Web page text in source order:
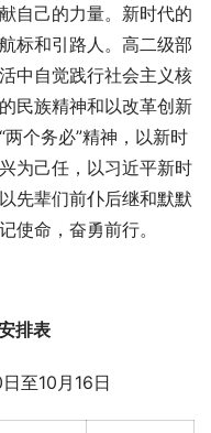
自己的力量。新时代的
标和引路人。高二级部
中自觉践行社会主义核
民族精神和以改革创新
个务必”精神，以新时
为己任，以习近平新时
先辈们前仆后继和默默
使命，奋勇前行。
排表
至10月16日